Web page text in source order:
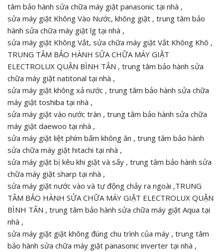
tâm bảo hành sửa chữa máy giặt panasonic tại nhà ,
sửa máy giặt Không Vào Nước, không giặt , trung tâm bảo
hành sửa chữa máy giặt lg tại nhà ,
sửa máy giặt Không Vắt, sửa chữa máy giặt Vắt Không Khô ,
TRUNG TÂM BẢO HÀNH SỬA CHỮA MÁY GIẶT
ELECTROLUX QUẬN BÌNH TÂN , trung tâm bảo hành sửa
chữa máy giặt natitonal tại nhà ,
sửa máy giặt không xả nước , trung tâm bảo hành sửa chữa
máy giặt toshiba tại nhà ,
sửa máy giặt vào nước tràn , trung tâm bảo hành sửa chữa
máy giặt daewoo tại nhà ,
sửa máy giặt liệt phím bấm không ăn , trung tâm bảo hành
sửa chữa máy giặt hitachi tại nhà ,
sửa máy giặt bị kêu khi giặt và sấy , trung tâm bảo hành sửa
chữa máy giặt sharp tại nhà ,
sửa máy giặt nước vào và tự động chảy ra ngoài ,TRUNG
TÂM BẢO HÀNH SỬA CHỮA MÁY GIẶT ELECTROLUX QUẬN
BÌNH TÂN , trung tâm bảo hành sửa chữa máy giặt Aqua tại
nhà ,
sửa máy giặt giặt không đúng chu trình của máy , trung tâm
bảo hành sửa chữa máy giặt panasonic inverter tại nhà ,